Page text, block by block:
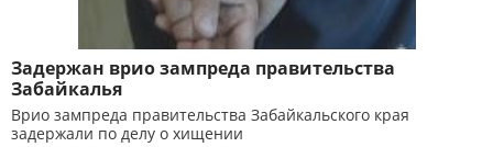
Задержан врио зампреда правительства
Забайкалья
Врио зампреда правительства Забайкальского края
задержали по делу о хищении